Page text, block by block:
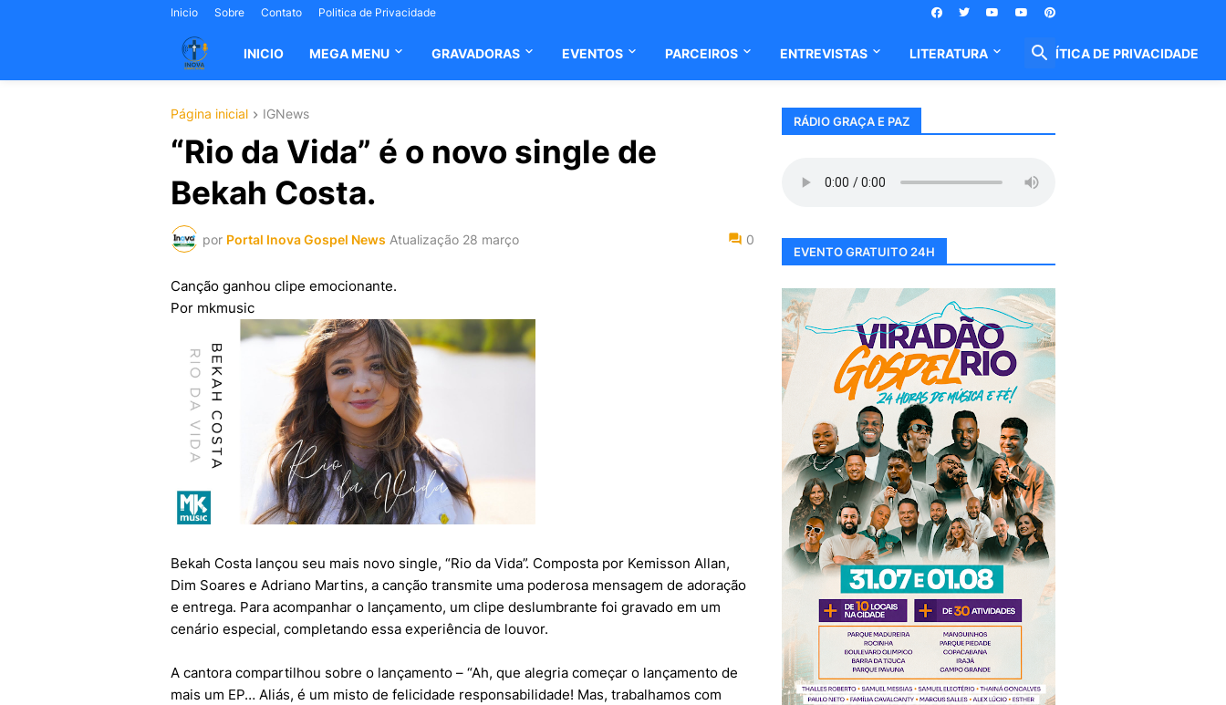
Inicio Sobre Contato Politica de Privacidade
INICIO MEGA MENU GRAVADORAS EVENTOS PARCEIROS ENTREVISTAS LITERATURA POLÍTICA DE PRIVACIDADE
Página inicial IGNews
“Rio da Vida” é o novo single de
Bekah Costa.
por Portal Inova Gospel News Atualização 28 março 0
Canção ganhou clipe emocionante.
Por mkmusic
Bekah Costa lançou seu mais novo single, “Rio da Vida”. Composta por Kemisson Allan,
Dim Soares e Adriano Martins, a canção transmite uma poderosa mensagem de adoração
e entrega. Para acompanhar o lançamento, um clipe deslumbrante foi gravado em um
cenário especial, completando essa experiência de louvor.
A cantora compartilhou sobre o lançamento – “Ah, que alegria começar o lançamento de
mais um EP… Aliás, é um misto de felicidade responsabilidade! Mas, trabalhamos com
RÁDIO GRAÇA E PAZ
EVENTO GRATUITO 24H